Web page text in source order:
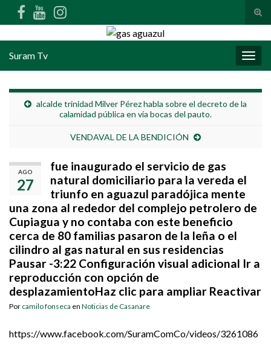
Search for:
Suram Tv
alcalde trinidad Milver Pérez habla sobre el decreto de la
calamidad pública en vía bocas del pauto.
VENDAVAL DE LA BENDICIÓN
AGO
27
fue inaugurado el servicio de gas
natural domiciliario para la vereda el
triunfo en aguazul paradójica mente
una zona al rededor del complejo petrolero de
Cupiagua y no contaba con este beneficio
cerca de 80 familias pasaron de la leña o el
cilindro al gas natural en sus residencias
Pausar -3:22 Configuración visual adicional Ir a
reproducción con opción de
desplazamientoHaz clic para ampliar Reactivar
Por camilo fonseca en Noticias de Casanare
https://www.facebook.com/SuramComCo/videos/3261086